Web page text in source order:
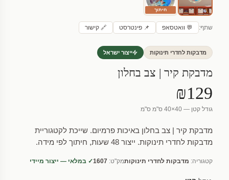
חיתוך
שתף: 💬 וואטסאפ 📌 פינטרסט 🔗 קישור
מדבקות לחדרי תינוקות ייצור ישראל
מדבקת קיר | צב בחלון
₪129
גודל קטן — 40×40 ס"מ ס"מ
מדבקת קיר | צב בחלון באיכות פרמיום. שייכת לקטגוריית
מדבקות לחדרי תינוקות. ייצור 48 שעות, חיתוך לפי מידה.
קטגוריה: מדבקות לחדרי תינוקותמק"ט: 1607✓ במלאי — ייצור מיידי